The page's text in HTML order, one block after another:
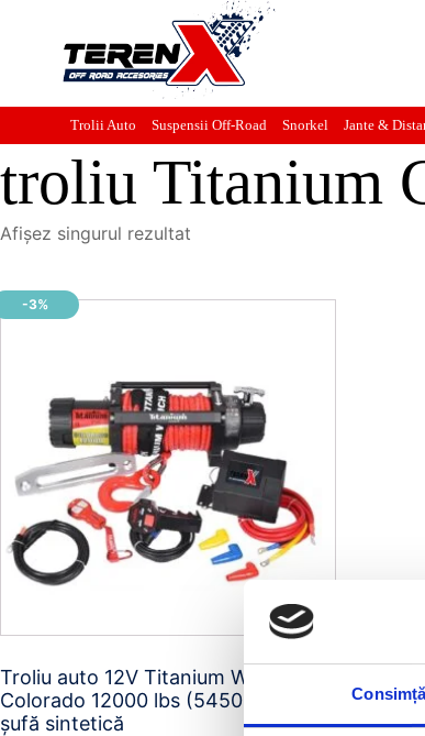
Trolii Auto Suspensii Off-Road Snorkel Jante &
troliu Titanium
Afișez singurul rezultat
-3%
Troliu auto 12V Titanium Winch
Colorado 12000 lbs (5450 kg) -
șufă sintetică